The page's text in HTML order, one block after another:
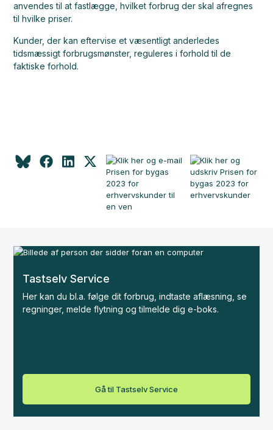
anvendes til at fastlægge, hvilket forbrug der skal afregnes
til hvilke priser.
Kunder, der kan eftervise et væsentligt anderledes
tidsmæssigt forbrugsmønster, reguleres i forhold til de
faktiske forhold.
Tastselv Service
Her kan du bl.a. følge dit forbrug, indtaste aflæsning, se
regninger, melde flytning og tilmelde dig e-boks.
Gå til Tastselv Service